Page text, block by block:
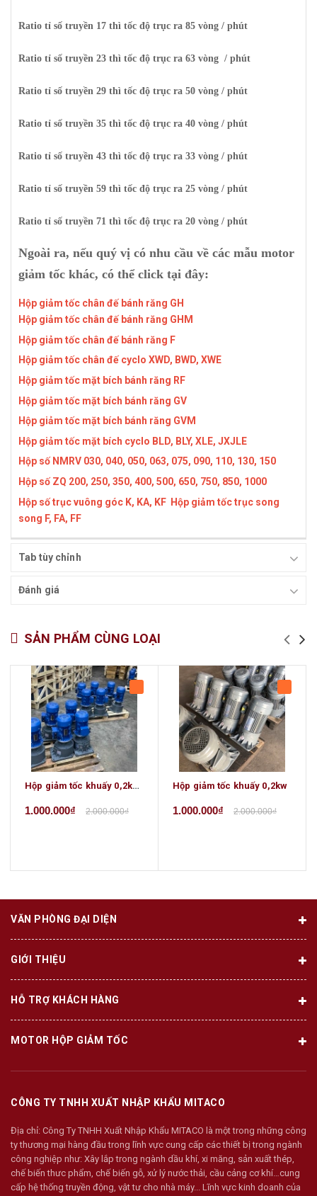
Ratio tỉ số truyền 17 thì tốc độ trục ra 85 vòng / phút
Ratio tỉ số truyền 23 thì tốc độ trục ra 63 vòng / phút
Ratio tỉ số truyền 29 thì tốc độ trục ra 50 vòng / phút
Ratio tỉ số truyền 35 thì tốc độ trục ra 40 vòng / phút
Ratio tỉ số truyền 43 thì tốc độ trục ra 33 vòng / phút
Ratio tỉ số truyền 59 thì tốc độ trục ra 25 vòng / phút
Ratio tỉ số truyền 71 thì tốc độ trục ra 20 vòng / phút
Ngoài ra, nếu quý vị có nhu cầu về các mẫu motor
giảm tốc khác, có thể click tại đây:
Hộp giảm tốc chân đế bánh răng GH
Hộp giảm tốc chân đế bánh răng GHM
Hộp giảm tốc chân đế bánh răng F
Hộp giảm tốc chân đế cyclo XWD, BWD, XWE
Hộp giảm tốc mặt bích bánh răng RF
Hộp giảm tốc mặt bích bánh răng GV
Hộp giảm tốc mặt bích bánh răng GVM
Hộp giảm tốc mặt bích cyclo BLD, BLY, XLE, JXJLE
Hộp số NMRV 030, 040, 050, 063, 075, 090, 110, 130, 150
Hộp số ZQ 200, 250, 350, 400, 500, 650, 750, 850, 1000
Hộp số trục vuông góc K, KA, KF Hộp giảm tốc trục song
song F, FA, FF
Tab tùy chỉnh
Đánh giá
SẢN PHẨM CÙNG LOẠI
Hộp giảm tốc khuấy 0,2kw 1/10
1.000.000₫ 2.000.000₫
Hộp giảm tốc khuấy 0,2kw
1.000.000₫ 2.000.000₫
VĂN PHÒNG ĐẠI DIỆN
GIỚI THIỆU
HỖ TRỢ KHÁCH HÀNG
MOTOR HỘP GIẢM TỐC
CÔNG TY TNHH XUẤT NHẬP KHẨU MITACO
Địa chỉ: Công Ty TNHH Xuất Nhập Khẩu MITACO là một trong những công
ty thương mại hàng đầu trong lĩnh vực cung cấp các thiết bị trong ngành
công nghiệp như: Xây lắp trong ngành dầu khí, xi măng, sản xuất thép,
chế biến thưc phẩm, chế biến gỗ, xử lý nước thải, cầu cảng cơ khí…cung
cấp hệ thống truyền động, vật tư cho nhà máy... Lĩnh vực kinh doanh của